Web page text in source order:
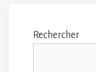
Rechercher